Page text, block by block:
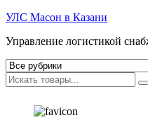
УЛС Масон в Казани
Управление логистикой